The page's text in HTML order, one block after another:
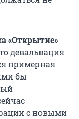
«Открытие»
девальвация
примерная
бы
с новыми